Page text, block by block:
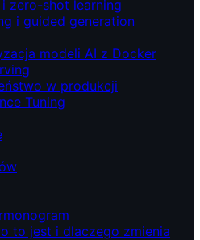
zero-shot learning
i guided generation
modeli AI z Docker
w produkcji
Tuning
to jest i dlaczego zmienia